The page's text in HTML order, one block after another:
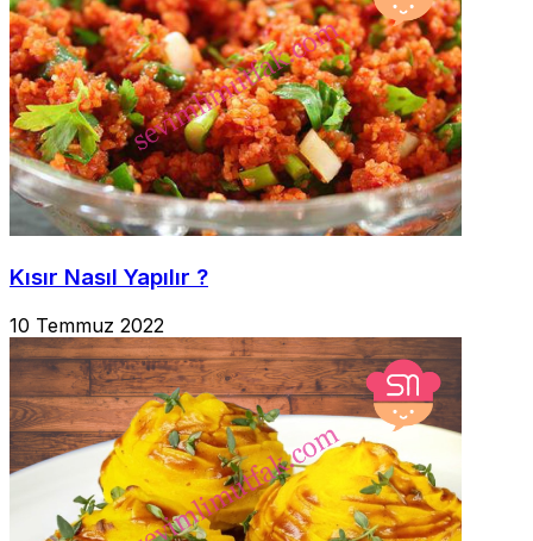
Kısır Nasıl Yapılır ?
10 Temmuz 2022